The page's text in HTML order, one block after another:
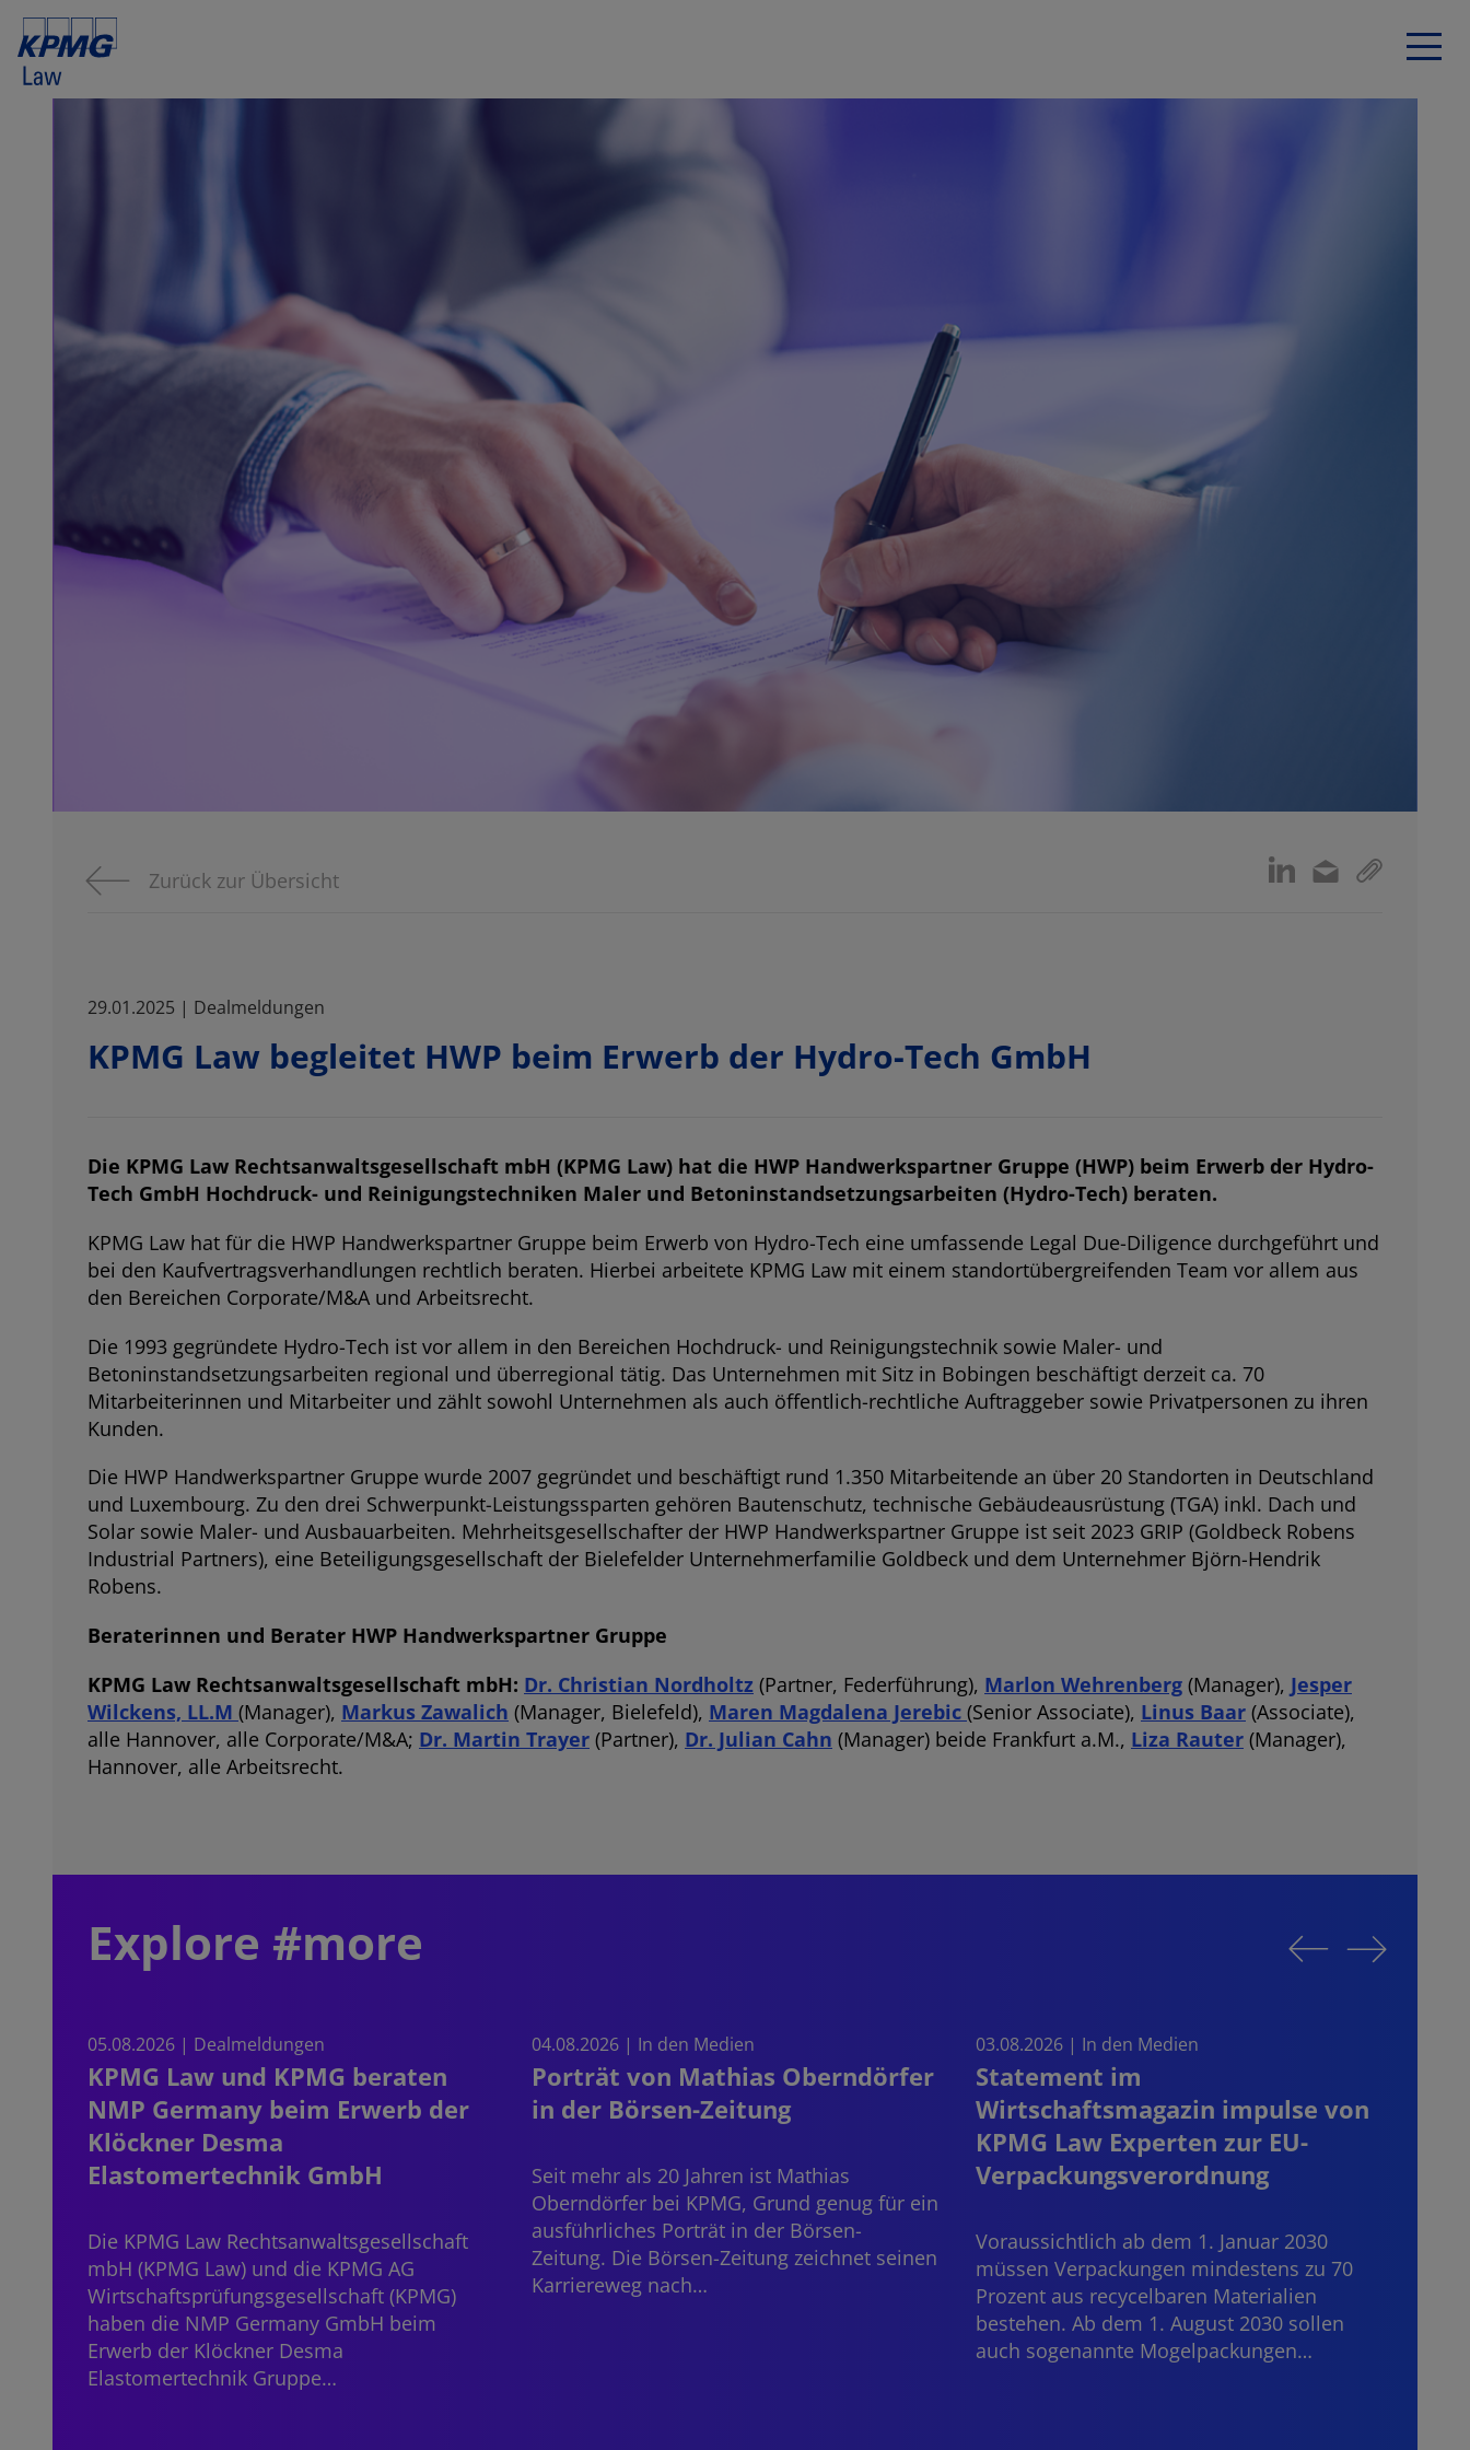
Zurück zur Übersicht
29.01.2025 | Dealmeldungen
KPMG Law begleitet HWP beim Erwerb der Hydro-Tech GmbH
Die KPMG Law Rechtsanwaltsgesellschaft mbH (KPMG Law) hat die HWP Handwerkspartner Gruppe (HWP) beim Erwerb der Hydro-
Tech GmbH Hochdruck- und Reinigungstechniken Maler und Betoninstandsetzungsarbeiten (Hydro-Tech) beraten.
KPMG Law hat für die HWP Handwerkspartner Gruppe beim Erwerb von Hydro-Tech eine umfassende Legal Due-Diligence durchgeführt und
bei den Kaufvertragsverhandlungen rechtlich beraten. Hierbei arbeitete KPMG Law mit einem standortübergreifenden Team vor allem aus
den Bereichen Corporate/M&A und Arbeitsrecht.
Die 1993 gegründete Hydro-Tech ist vor allem in den Bereichen Hochdruck- und Reinigungstechnik sowie Maler- und
Betoninstandsetzungsarbeiten regional und überregional tätig. Das Unternehmen mit Sitz in Bobingen beschäftigt derzeit ca. 70
Mitarbeiterinnen und Mitarbeiter und zählt sowohl Unternehmen als auch öffentlich-rechtliche Auftraggeber sowie Privatpersonen zu ihren
Kunden.
Die HWP Handwerkspartner Gruppe wurde 2007 gegründet und beschäftigt rund 1.350 Mitarbeitende an über 20 Standorten in Deutschland
und Luxembourg. Zu den drei Schwerpunkt-Leistungssparten gehören Bautenschutz, technische Gebäudeausrüstung (TGA) inkl. Dach und
Solar sowie Maler- und Ausbauarbeiten. Mehrheitsgesellschafter der HWP Handwerkspartner Gruppe ist seit 2023 GRIP (Goldbeck Robens
Industrial Partners), eine Beteiligungsgesellschaft der Bielefelder Unternehmerfamilie Goldbeck und dem Unternehmer Björn-Hendrik
Robens.
Beraterinnen und Berater HWP Handwerkspartner Gruppe
KPMG Law Rechtsanwaltsgesellschaft mbH: Dr. Christian Nordholtz (Partner, Federführung), Marlon Wehrenberg (Manager), Jesper
Wilckens, LL.M (Manager), Markus Zawalich (Manager, Bielefeld), Maren Magdalena Jerebic (Senior Associate), Linus Baar (Associate),
alle Hannover, alle Corporate/M&A; Dr. Martin Trayer (Partner), Dr. Julian Cahn (Manager) beide Frankfurt a.M., Liza Rauter (Manager),
Hannover, alle Arbeitsrecht.
Explore #more
05.08.2026 | Dealmeldungen
KPMG Law und KPMG beraten
NMP Germany beim Erwerb der
Klöckner Desma
Elastomertechnik GmbH
Die KPMG Law Rechtsanwaltsgesellschaft
mbH (KPMG Law) und die KPMG AG
Wirtschaftsprüfungsgesellschaft (KPMG)
haben die NMP Germany GmbH beim
Erwerb der Klöckner Desma
Elastomertechnik Gruppe…
04.08.2026 | In den Medien
Porträt von Mathias Oberndörfer
in der Börsen-Zeitung
Seit mehr als 20 Jahren ist Mathias
Oberndörfer bei KPMG, Grund genug für ein
ausführliches Porträt in der Börsen-
Zeitung. Die Börsen-Zeitung zeichnet seinen
Karriereweg nach…
03.08.2026 | In den Medien
Statement im
Wirtschaftsmagazin impulse von
KPMG Law Experten zur EU-
Verpackungsverordnung
Voraussichtlich ab dem 1. Januar 2030
müssen Verpackungen mindestens zu 70
Prozent aus recycelbaren Materialien
bestehen. Ab dem 1. August 2030 sollen
auch sogenannte Mogelpackungen…